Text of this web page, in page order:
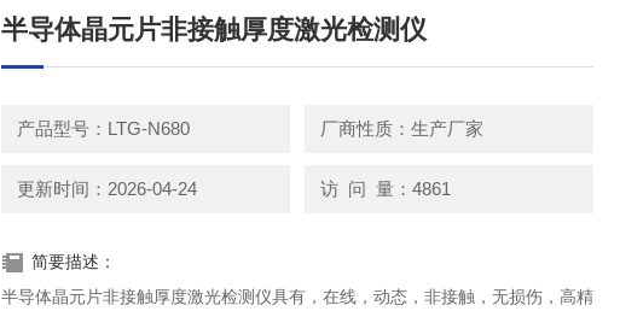
半导体晶元片非接触厚度激光检测仪
产品型号：LTG-N680 厂商性质：生产厂家
更新时间：2026-04-24 访 问 量：4861
简要描述：
半导体晶元片非接触厚度激光检测仪具有，在线，动态，非接触，无损伤，高精